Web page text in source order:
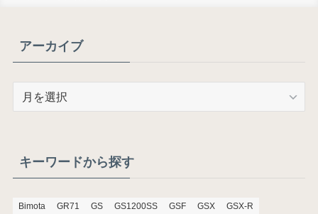
アーカイブ
ブキーワードから探す
Bimota GR71 GS GS1200SS GSF GSX GSX-R